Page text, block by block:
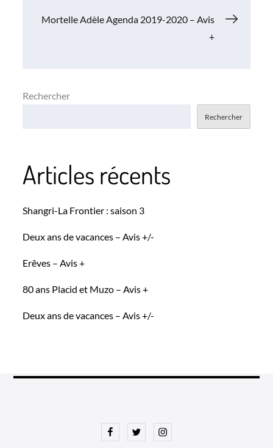
de
Mortelle Adèle Agenda 2019-2020 – Avis
+
Rechercher
Rechercher
Articles récents
Shangri-La Frontier : saison 3
Deux ans de vacances – Avis +/-
Erêves – Avis +
80 ans Placid et Muzo – Avis +
Deux ans de vacances – Avis +/-
FacebookTwitterInstagram